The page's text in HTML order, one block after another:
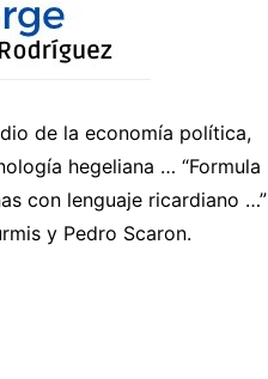
de la economía política,
hegeliana … “Formula
con lenguaje ricardiano …”
y Pedro Scaron.